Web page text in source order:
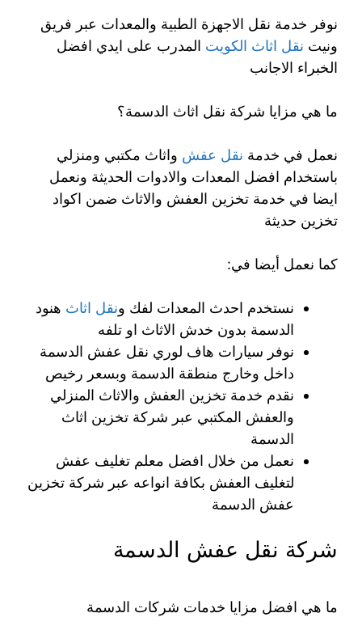
نوفر خدمة نقل الاجهزة الطبية والمعدات عبر فريق
ونيت نقل اثاث الكويت المدرب على ايدي افضل
الخبراء الاجانب
ما هي مزايا شركة نقل اثاث الدسمة؟
نعمل في خدمة نقل عفش واثاث مكتبي ومنزلي
باستخدام افضل المعدات والادوات الحديثة ونعمل
ايضا في خدمة تخزين العفش والاثاث ضمن اكواد
تخزين حديثة
كما نعمل أيضا في:
نستخدم احدث المعدات لفك ونقل اثاث هنود
الدسمة بدون خدش الاثاث او تلفه
نوفر سيارات هاف لوري نقل عفش الدسمة
داخل وخارج منطقة الدسمة وبسعر رخيص
نقدم خدمة تخزين العفش والاثاث المنزلي
والعفش المكتبي عبر شركة تخزين اثاث
الدسمة
نعمل من خلال افضل معلم تغليف عفش
لتغليف العفش بكافة انواعه عبر شركة تخزين
عفش الدسمة
شركة نقل عفش الدسمة
ما هي افضل مزايا خدمات شركات الدسمة